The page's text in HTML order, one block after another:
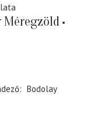
Méregzöld
Bodolay